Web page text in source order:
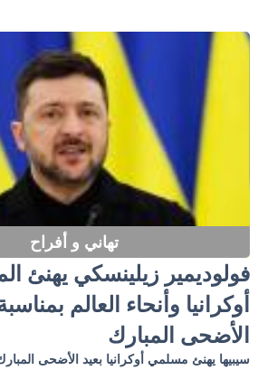
تهاني و أفراح
فولوديمير زيلينسكي يهنئ
أوكرانيا وأنحاء العالم
الأضحى المبارك
سيبيها يهنئ مسلمي أوكرانيا بعيد الأضحى